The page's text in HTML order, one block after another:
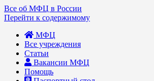
Все об МФЦ в России
Перейти к содержимому
МФЦ
Все учреждения
Статьи
Вакансии МФЦ
Помощь